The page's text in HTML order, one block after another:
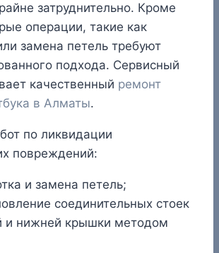
затруднительно. Кроме
операции, такие как
замена петель требуют
подхода. Cервисный
качественный ремонт
в Алматы.
по ликвидации
повреждений:
и замена петель;
соединительных стоек
и нижней крышки методом